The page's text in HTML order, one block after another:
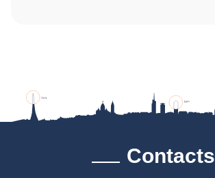
Contacts